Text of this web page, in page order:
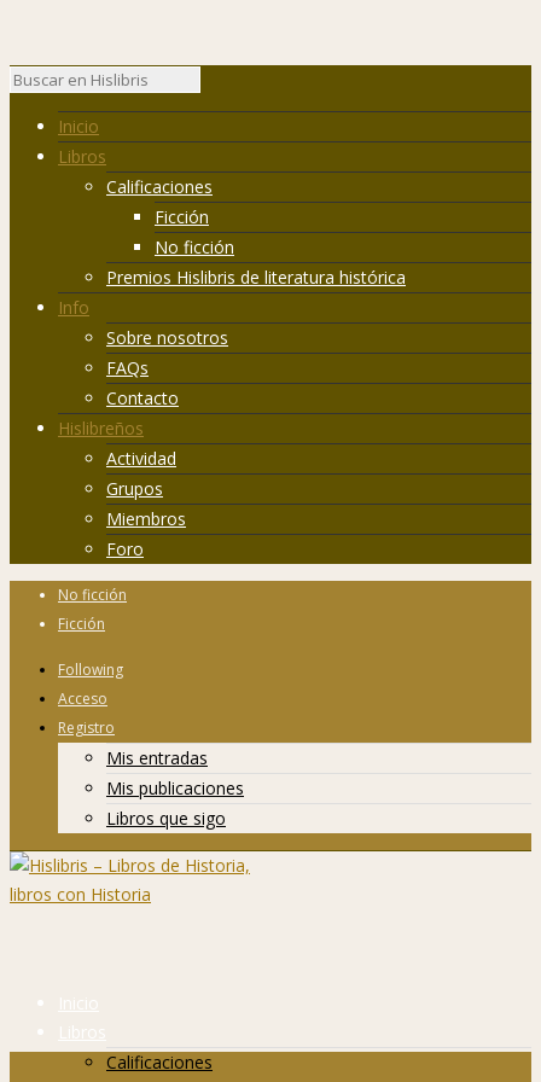
Inicio
Libros
Calificaciones
Ficción
No ficción
Premios Hislibris de literatura histórica
Info
Sobre nosotros
FAQs
Contacto
Hislibreños
Actividad
Grupos
Miembros
Foro
No ficción
Ficción
Following
Acceso
Registro
Mis entradas
Mis publicaciones
Libros que sigo
Inicio
Libros
Calificaciones